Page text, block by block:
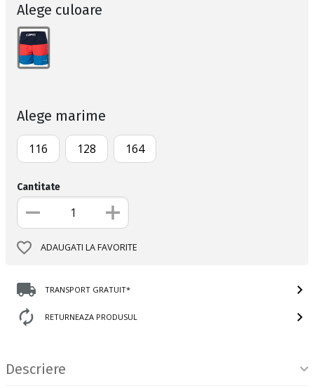
Alege culoare
Alege marime
116 128 164
Cantitate
ADAUGATI LA FAVORITE
TRANSPORT GRATUIT*
RETURNEAZA PRODUSUL
Descriere